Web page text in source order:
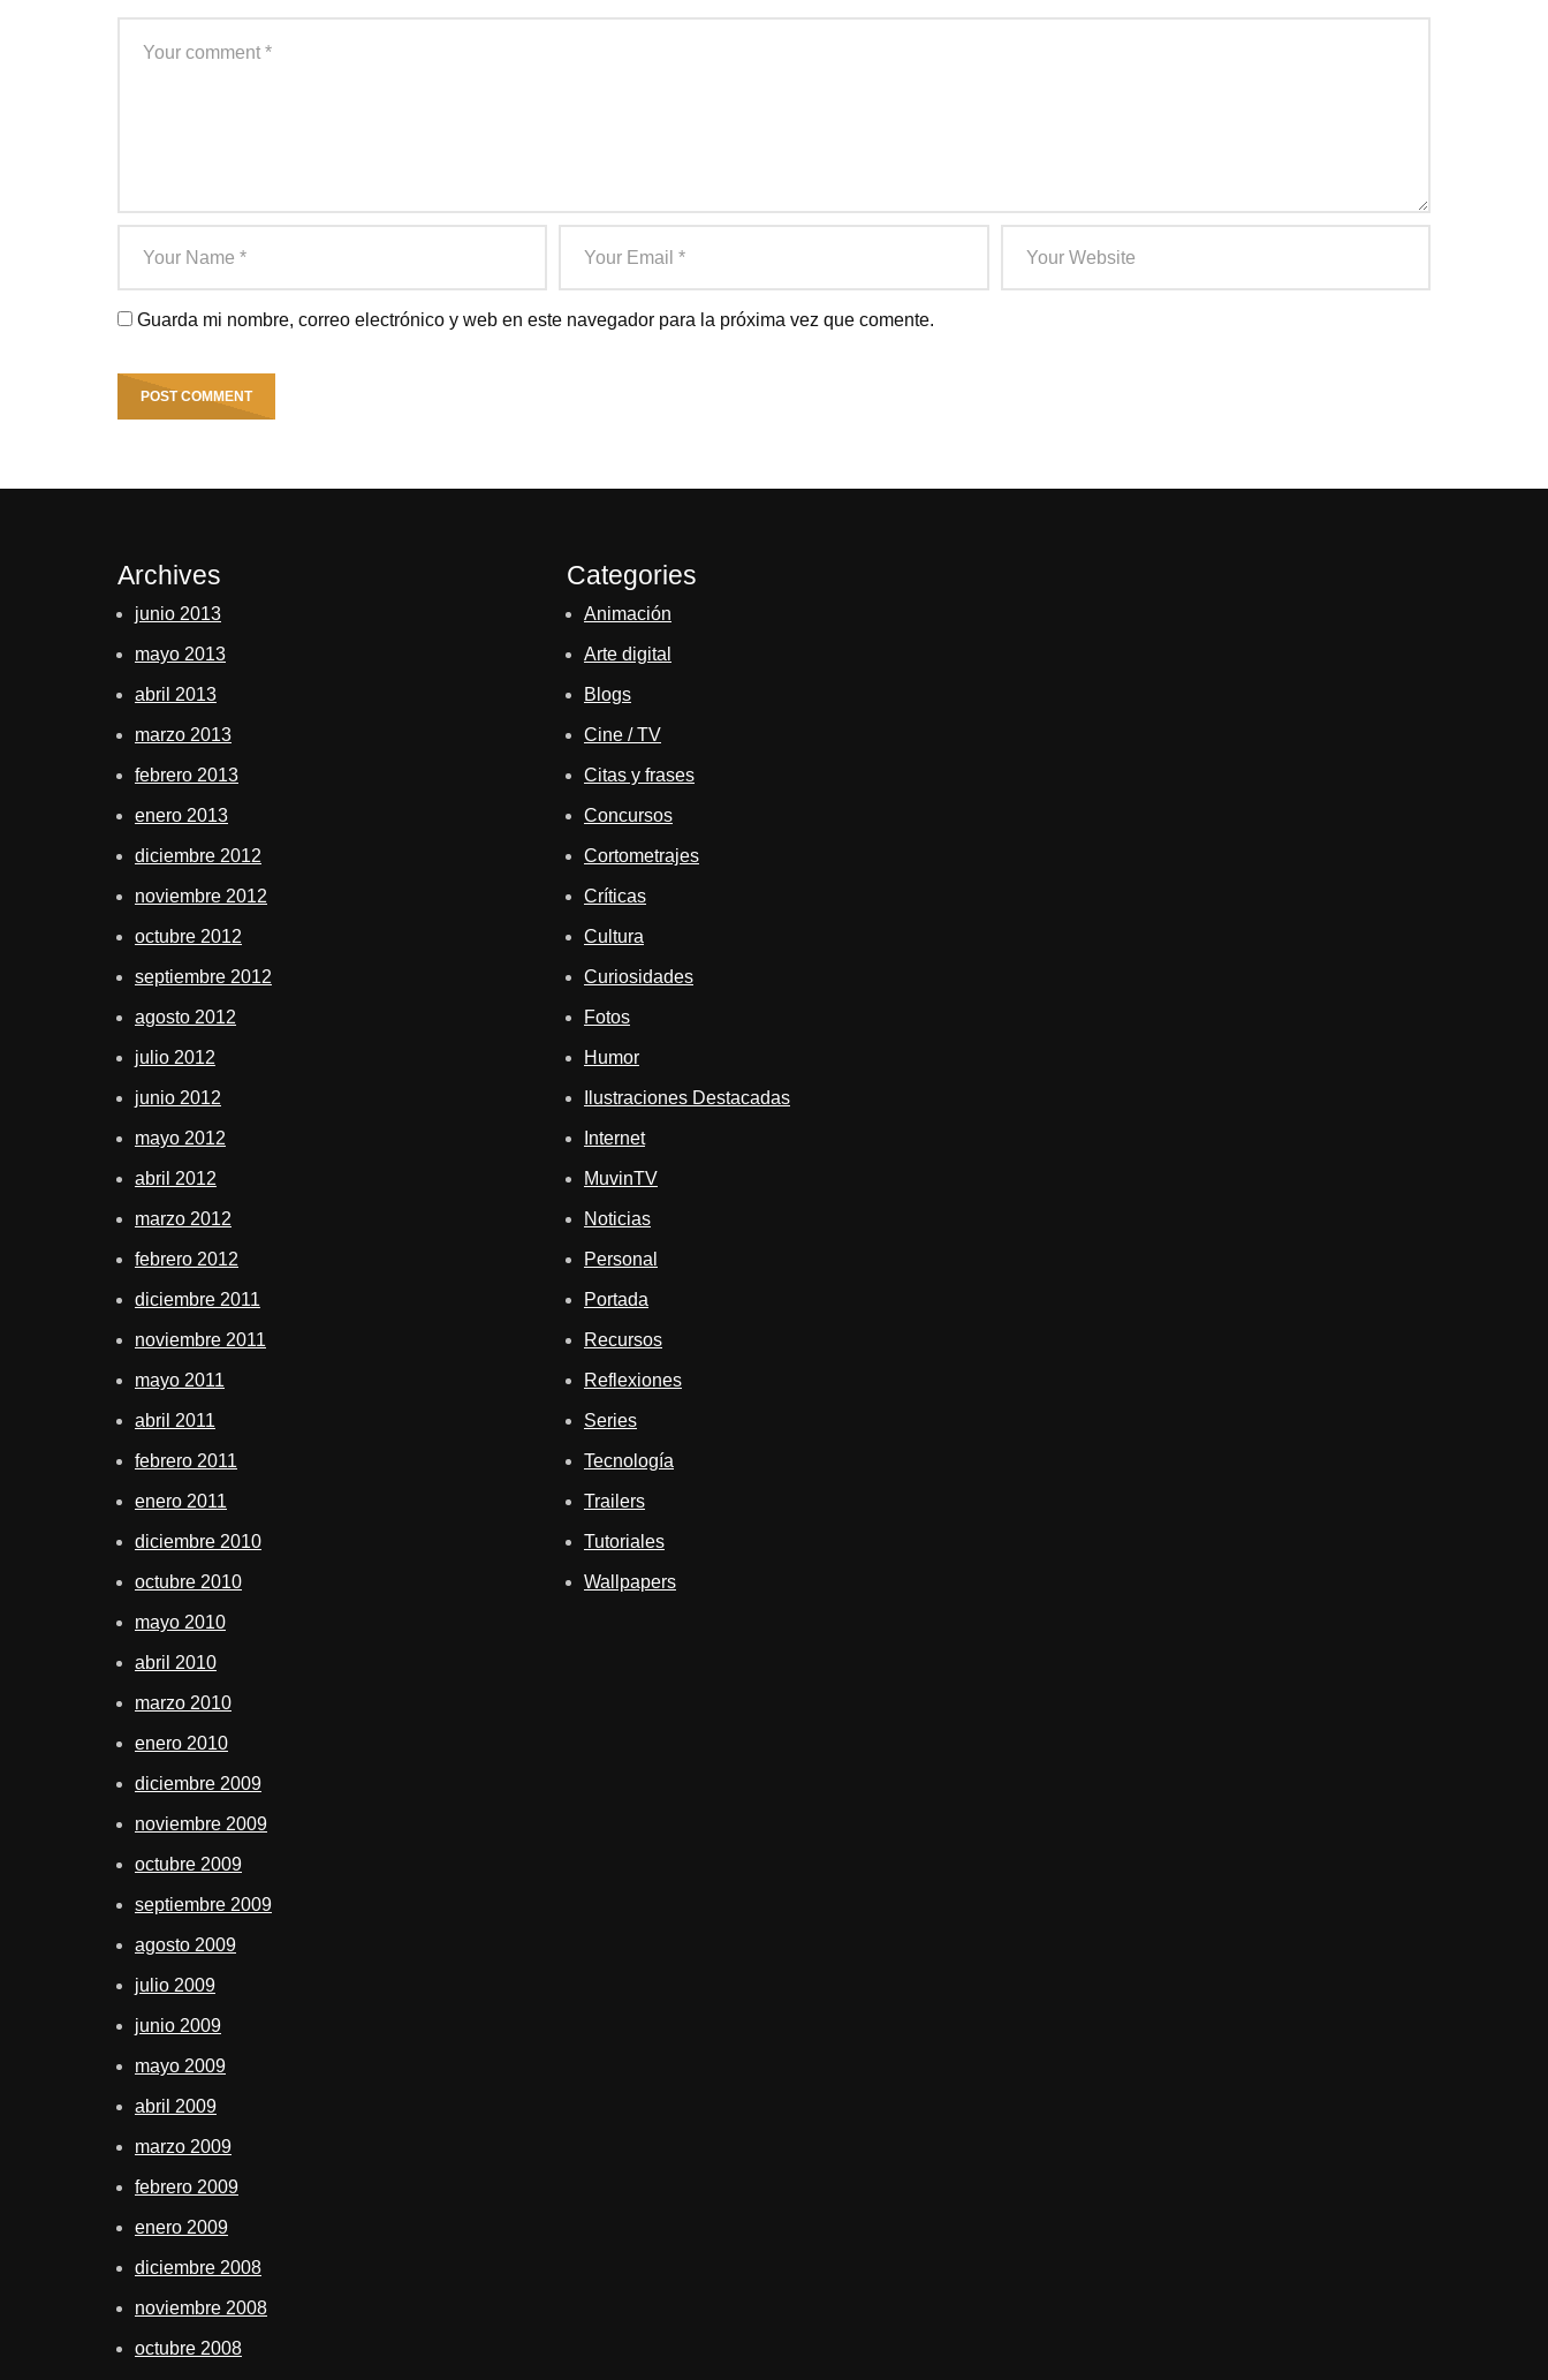
Guarda mi nombre, correo electrónico y web en este navegador para la próxima vez que comente.
Archives
junio 2013
mayo 2013
abril 2013
marzo 2013
febrero 2013
enero 2013
diciembre 2012
noviembre 2012
octubre 2012
septiembre 2012
agosto 2012
julio 2012
junio 2012
mayo 2012
abril 2012
marzo 2012
febrero 2012
diciembre 2011
noviembre 2011
mayo 2011
abril 2011
febrero 2011
enero 2011
diciembre 2010
octubre 2010
mayo 2010
abril 2010
marzo 2010
enero 2010
diciembre 2009
noviembre 2009
octubre 2009
septiembre 2009
agosto 2009
julio 2009
junio 2009
mayo 2009
abril 2009
marzo 2009
febrero 2009
enero 2009
diciembre 2008
noviembre 2008
octubre 2008
Categories
Animación
Arte digital
Blogs
Cine / TV
Citas y frases
Concursos
Cortometrajes
Críticas
Cultura
Curiosidades
Fotos
Humor
Ilustraciones Destacadas
Internet
MuvinTV
Noticias
Personal
Portada
Recursos
Reflexiones
Series
Tecnología
Trailers
Tutoriales
Wallpapers